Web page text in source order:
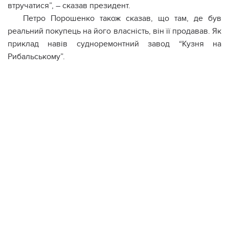
втручатися”, – сказав президент.
Петро Порошенко також сказав, що там, де був
реальний покупець на його власність, він її продавав. Як
приклад навів судноремонтний завод “Кузня на
Рибальському”.